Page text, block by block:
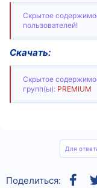
Скрытое
пользователей!
Скачать:
Скрытое
групп(ы): PREMIUM
Для
Поделиться: